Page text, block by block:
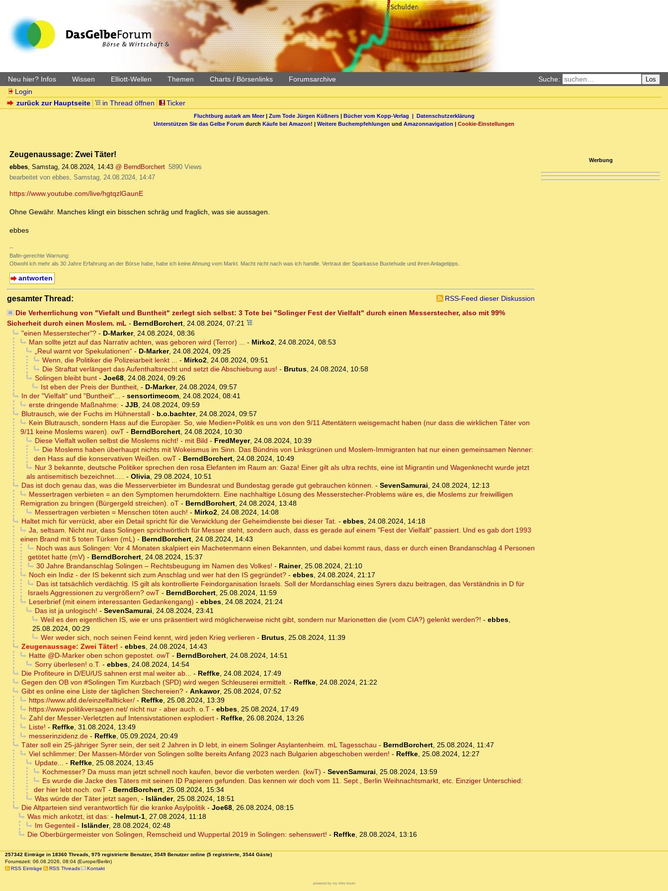
Neu hier? Infos Wissen Elliott-Wellen Themen Charts / Börsenlinks Forumsarchive Suche: Los
Login
zurück zur Hauptseite
in Thread öffnen Ticker
Fluchtburg autark am Meer| Zum Tode Jürgen Küßners| Bücher vom Kopp-Verlag | Datenschutzerklärung
Unterstützen Sie das Gelbe Forum durch Käufe bei Amazon! | Weitere Buchempfehlungen und Amazonnavigation | Cookie-Einstellungen
Zeugenaussage: Zwei Täter!
ebbes, Samstag, 24.08.2024, 14:43 @ BerndBorchert 5890 Views
bearbeitet von ebbes, Samstag, 24.08.2024, 14:47
https://www.youtube.com/live/hgtqzlGaunE
Ohne Gewähr. Manches klingt ein bisschen schräg und fraglich, was sie aussagen.
ebbes
--
Bafin-gerechte Warnung:
Obwohl ich mehr als 30 Jahre Erfahrung an der Börse habe, habe ich keine Ahnung vom Markt. Macht nicht nach was ich handle. Vertraut der Sparkasse Buxtehude und ihren Anlagetipps.
antworten
gesamter Thread:
RSS-Feed dieser Diskussion
Die Verherrlichung von "Viefalt und Buntheit" zerlegt sich selbst: 3 Tote bei "Solinger Fest der Vielfalt" durch einen Messerstecher, also mit 99%
Sicherheit durch einen Moslem. mL - BerndBorchert, 24.08.2024, 07:21
"einen Messerstecher"?- D-Marker, 24.08.2024, 08:36
Man sollte jetzt auf das Narrativ achten, was geboren wird (Terror) ... - Mirko2, 24.08.2024, 08:53
„Reul warnt vor Spekulationen“- D-Marker, 24.08.2024, 09:25
Wenn, die Politiker die Polizeiarbeit lenkt ... - Mirko2, 24.08.2024, 09:51
Die Straftat verlängert das Aufenthaltsrecht und setzt die Abschiebung aus! - Brutus, 24.08.2024, 10:58
Solingen bleibt bunt- Joe68, 24.08.2024, 09:26
Ist eben der Preis der Buntheit, - D-Marker, 24.08.2024, 09:57
In der "Vielfalt" und "Buntheit"... - sensortimecom, 24.08.2024, 08:41
erste dringende Maßnahme: - JJB, 24.08.2024, 09:59
Blutrausch, wie der Fuchs im Hühnerstall- b.o.bachter, 24.08.2024, 09:57
Kein Blutrausch, sondern Hass auf die Europäer. So, wie Medien+Politik es uns von den 9/11 Attentätern weisgemacht haben (nur dass die wirklichen Täter von
9/11 keine Moslems waren). owT - BerndBorchert, 24.08.2024, 10:30
Diese Vielfalt wollen selbst die Moslems nicht! - mit Bild - FredMeyer, 24.08.2024, 10:39
Die Moslems haben überhaupt nichts mit Wokeismus im Sinn. Das Bündnis von Linksgrünen und Moslem-Immigranten hat nur einen gemeinsamen Nenner:
den Hass auf die konservativen Weißen. owT - BerndBorchert, 24.08.2024, 10:49
Nur 3 bekannte, deutsche Politiker sprechen den rosa Elefanten im Raum an: Gaza! Einer gilt als ultra rechts, eine ist Migrantin und Wagenknecht wurde jetzt
als antisemitisch bezeichnet..... - Olivia, 29.08.2024, 10:51
Das ist doch genau das, was die Messerverbieter im Bundesrat und Bundestag gerade gut gebrauchen können. - SevenSamurai, 24.08.2024, 12:13
Messertragen verbieten = an den Symptomen herumdoktern. Eine nachhaltige Lösung des Messerstecher-Problems wäre es, die Moslems zur freiwilligen
Remigration zu bringen (Bürgergeld streichen). oT - BerndBorchert, 24.08.2024, 13:48
Messertragen verbieten = Menschen töten auch! - Mirko2, 24.08.2024, 14:08
Haltet mich für verrückt, aber ein Detail spricht für die Verwicklung der Geheimdienste bei dieser Tat. - ebbes, 24.08.2024, 14:18
Ja, seltsam. Nicht nur, dass Solingen sprichwörtlich für Messer steht, sondern auch, dass es gerade auf einem "Fest der Vielfalt" passiert. Und es gab dort 1993
einen Brand mit 5 toten Türken (mL) - BerndBorchert, 24.08.2024, 14:43
Noch was aus Solingen: Vor 4 Monaten skalpiert ein Machetenmann einen Bekannten, und dabei kommt raus, dass er durch einen Brandanschlag 4 Personen
getötet hatte (mV) - BerndBorchert, 24.08.2024, 15:37
30 Jahre Brandanschlag Solingen – Rechtsbeugung im Namen des Volkes! - Rainer, 25.08.2024, 21:10
Noch ein Indiz - der IS bekennt sich zum Anschlag und wer hat den IS gegründet?- ebbes, 24.08.2024, 21:17
Das ist tatsächlich verdächtig. IS gilt als kontrollierte Feindorganisation Israels. Soll der Mordanschlag eines Syrers dazu beitragen, das Verständnis in D für
Israels Aggressionen zu vergrößern? owT - BerndBorchert, 25.08.2024, 11:59
Leserbrief (mit einem interessanten Gedankengang) - ebbes, 24.08.2024, 21:24
Das ist ja unlogisch! - SevenSamurai, 24.08.2024, 23:41
Weil es den eigentlichen IS, wie er uns präsentiert wird möglicherweise nicht gibt, sondern nur Marionetten die (vom CIA?) gelenkt werden?! - ebbes,
25.08.2024, 00:29
Wer weder sich, noch seinen Feind kennt, wird jeden Krieg verlieren - Brutus, 25.08.2024, 11:39
Zeugenaussage: Zwei Täter! - ebbes, 24.08.2024, 14:43
Hatte @D-Marker oben schon gepostet. owT- BerndBorchert, 24.08.2024, 14:51
Sorry überlesen! o.T. - ebbes, 24.08.2024, 14:54
Die Profiteure in D/EU/US sahnen erst mal weiter ab... - Reffke, 24.08.2024, 17:49
Gegen den OB von #Solingen Tim Kurzbach (SPD) wird wegen Schleuserei ermittelt. - Reffke, 24.08.2024, 21:22
Gibt es online eine Liste der täglichen Stechereien?- Ankawor, 25.08.2024, 07:52
https://www.afd.de/einzelfallticker/- Reffke, 25.08.2024, 13:39
https://www.politikversagen.net/ nicht nur - aber auch. o.T- ebbes, 25.08.2024, 17:49
Zahl der Messer-Verletzten auf Intensivstationen explodiert- Reffke, 26.08.2024, 13:26
Liste! - Reffke, 31.08.2024, 13:49
messerinzidenz.de- Reffke, 05.09.2024, 20:49
Täter soll ein 25-jähriger Syrer sein, der seit 2 Jahren in D lebt, in einem Solinger Asylantenheim. mL Tagesschau - BerndBorchert, 25.08.2024, 11:47
Viel schlimmer: Der Massen-Mörder von Solingen sollte bereits Anfang 2023 nach Bulgarien abgeschoben werden! - Reffke, 25.08.2024, 12:27
Update... - Reffke, 25.08.2024, 13:45
Kochmesser? Da muss man jetzt schnell noch kaufen, bevor die verboten werden. (kwT) - SevenSamurai, 25.08.2024, 13:59
Es wurde die Jacke des Täters mit seinen ID Papieren gefunden. Das kennen wir doch vom 11. Sept., Berlin Weihnachtsmarkt, etc. Einziger Unterschied:
der hier lebt noch. owT - BerndBorchert, 25.08.2024, 15:34
Was würde der Täter jetzt sagen, - Isländer, 25.08.2024, 18:51
Die Altparteien sind verantwortlich für die kranke Asylpolitik- Joe68, 26.08.2024, 08:15
Was mich ankotzt, ist das: - helmut-1, 27.08.2024, 11:18
Im Gegenteil- Isländer, 28.08.2024, 02:48
Die Oberbürgermeister von Solingen, Remscheid und Wuppertal 2019 in Solingen: sehenswert! - Reffke, 28.08.2024, 13:16
Werbung
257342 Einträge in 18360 Threads, 975 registrierte Benutzer, 3549 Benutzer online (5 registrierte, 3544 Gäste)
Forumszeit: 06.08.2026, 08:04 (Europe/Berlin)
RSS Einträge
RSS Threads Kontakt
powered by my little forum